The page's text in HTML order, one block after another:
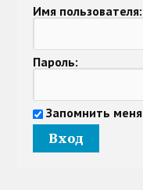
Имя пользователя:
Пароль:
Запомнить меня